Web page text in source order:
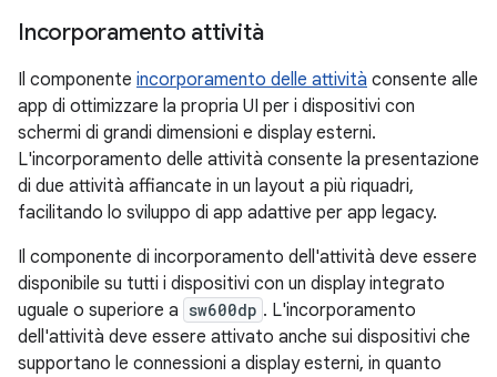
Incorporamento attività
Il componente incorporamento delle attività consente alle
app di ottimizzare la propria UI per i dispositivi con
schermi di grandi dimensioni e display esterni.
L'incorporamento delle attività consente la presentazione
di due attività affiancate in un layout a più riquadri,
facilitando lo sviluppo di app adattive per app legacy.
Il componente di incorporamento dell'attività deve essere
disponibile su tutti i dispositivi con un display integrato
uguale o superiore a sw600dp . L'incorporamento
dell'attività deve essere attivato anche sui dispositivi che
supportano le connessioni a display esterni, in quanto